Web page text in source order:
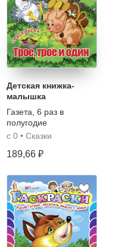
Детская книжка-
малышка
Газета 6 раз в
полугодие
с 0 • Сказки
189,66 ₽